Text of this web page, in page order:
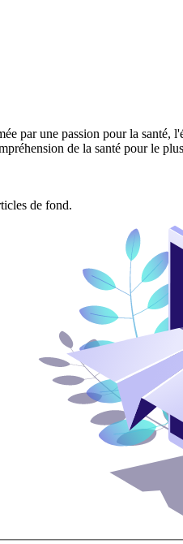
par une passion pour la
de la santé pour le
de fond.